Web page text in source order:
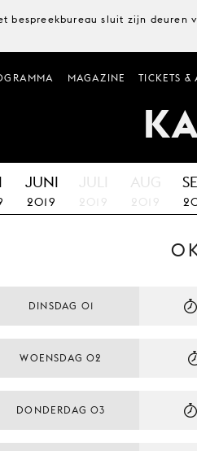
bespreekbureau sluit zijn
MAGAZINE TICKETS &
JUNI
2019
JULI
2019
AUG
2019
DINSDAG 01
WOENSDAG 02
DONDERDAG 03